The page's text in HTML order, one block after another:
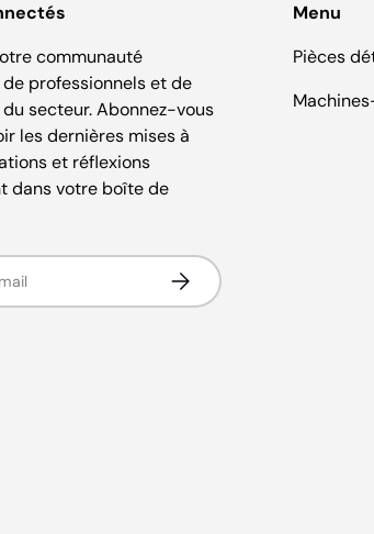
communauté
professionnels et de
secteur. Abonnez-vous
les dernières mises à
et réflexions
dans votre boîte de
S’inscrire
Menu
Pièces